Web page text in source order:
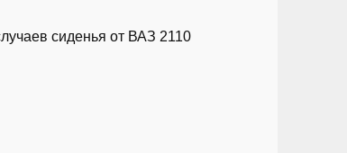
сиденья от ВАЗ 2110